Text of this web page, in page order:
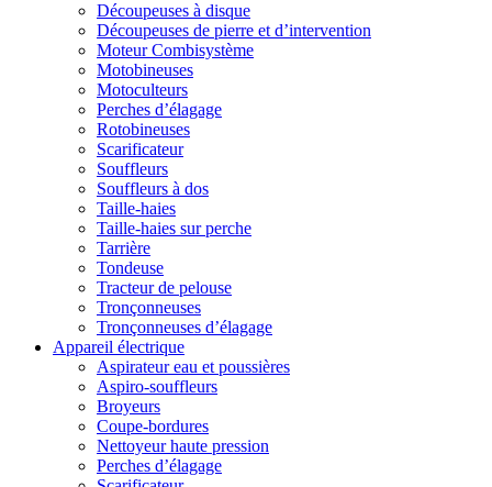
Découpeuses à disque
Découpeuses de pierre et d’intervention
Moteur Combisystème
Motobineuses
Motoculteurs
Perches d’élagage
Rotobineuses
Scarificateur
Souffleurs
Souffleurs à dos
Taille-haies
Taille-haies sur perche
Tarrière
Tondeuse
Tracteur de pelouse
Tronçonneuses
Tronçonneuses d’élagage
Appareil électrique
Aspirateur eau et poussières
Aspiro-souffleurs
Broyeurs
Coupe-bordures
Nettoyeur haute pression
Perches d’élagage